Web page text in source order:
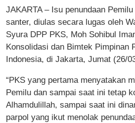
JAKARTA – Isu penundaan
santer, diulas secara lugas oleh
Syura DPP PKS, Moh Sohibul
Konsolidasi dan Bimtek Pimpinan
Indonesia, di Jakarta, Jumat (26/
“PKS yang pertama menyatakan
Pemilu dan sampai saat ini tetap
Alhamdulillah, sampai saat ini
parpol yang ikut menolak